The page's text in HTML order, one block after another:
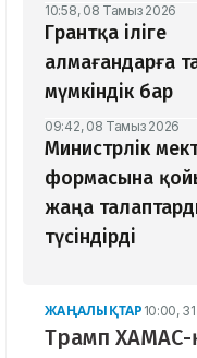
10:58, 08 Тамыз 2026
Грантқа іліге
алмағандарға
мүмкіндік бар
09:42, 08 Тамыз 2026
Министрлік
формасына
жаңа
түсіндірді
ЖАҢАЛЫҚТАР 10:00,
Трамп ХАМАС-